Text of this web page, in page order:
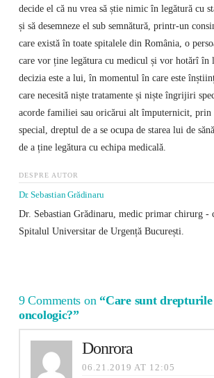
decide el că nu vrea să știe nimic în legătură cu
și să desemneze el sub semnătură, printr-un
care există în toate spitalele din România, o
care vor ține legătura cu medicul și vor hotărî în
decizia este a lui, în momentul în care este
care necesită niște tratamente și niște îngrijiri
acorde familiei sau oricărui alt împuternicit, prin
special, dreptul de a se ocupa de starea lui de
de a ține legătura cu echipa medicală.
DESPRE AUTOR
Dr. Sebastian Grădinaru
Dr. Sebastian Grădinaru, medic primar chirurg -
Spitalul Universitar de Urgență București.
9 Comments on “Care sunt
oncologic?”
Donrora
06.21.2019 AT 12:05